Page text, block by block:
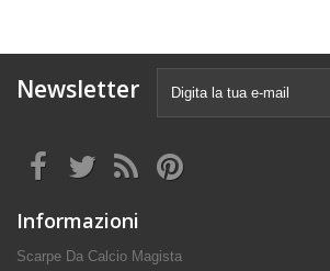
Newsletter
Informazioni
Scarpe Da Calcio Magista